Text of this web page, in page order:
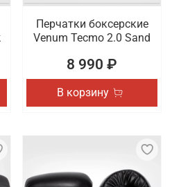
Перчатки боксерские
Venum Tecmo 2.0 Sand
8 990 ₽
В корзину